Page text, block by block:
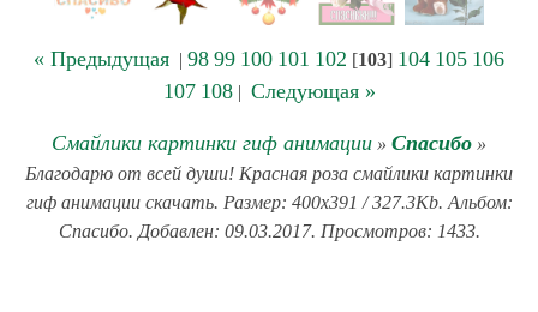
« Предыдущая | 98 99 100 101 102 [103] 104 105 106
107 108| Следующая »
Смайлики картинки гиф анимации » Спасибо »
Благодарю от всей души! Красная роза смайлики картинки
гиф анимации скачать. Размер: 400x391 / 327.3Kb. Альбом:
Спасибо. Добавлен: 09.03.2017. Просмотров: 1433.